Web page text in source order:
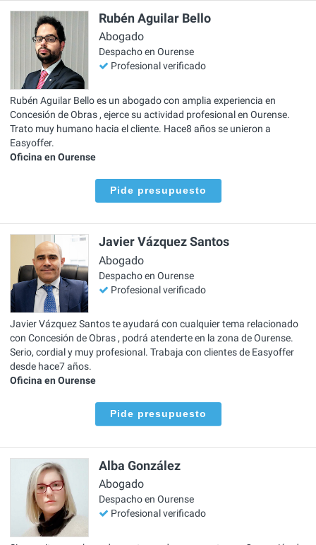
Rubén Aguilar Bello
Abogado
Despacho en Ourense
Profesional verificado
Rubén Aguilar Bello es un abogado con amplia experiencia en
Concesión de Obras , ejerce su actividad profesional en Ourense.
Trato muy humano hacia el cliente. Hace8 años se unieron a
Easyoffer.
Oficina en Ourense
Pide presupuesto
Javier Vázquez Santos
Abogado
Despacho en Ourense
Profesional verificado
Javier Vázquez Santos te ayudará con cualquier tema relacionado
con Concesión de Obras , podrá atenderte en la zona de Ourense.
Serio, cordial y muy profesional. Trabaja con clientes de Easyoffer
desde hace7 años.
Oficina en Ourense
Pide presupuesto
Alba González
Abogado
Despacho en Ourense
Profesional verificado